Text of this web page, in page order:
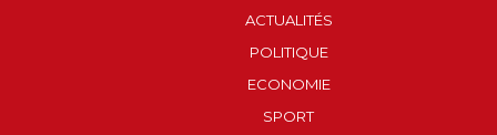
ACTUALITÉS
POLITIQUE
ECONOMIE
SPORT